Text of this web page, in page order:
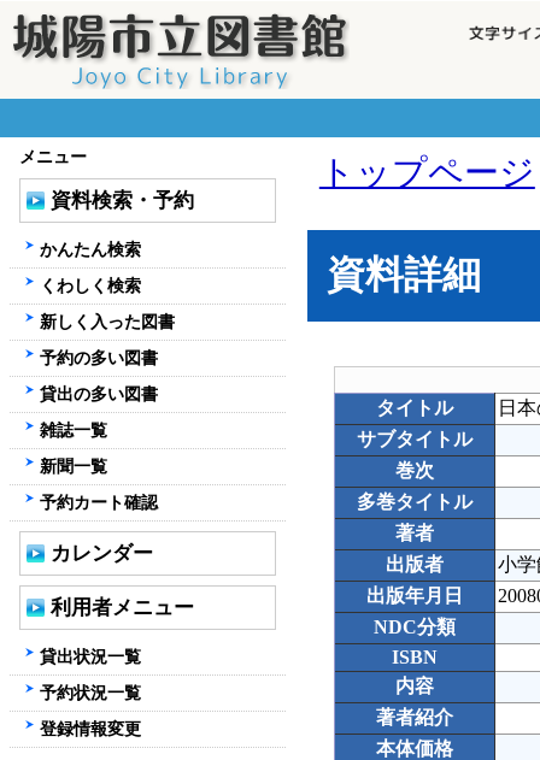
トップページ
資料詳細
タイトル
日
サブタイトル
巻次
多巻タイトル
著者
出版者
小学
出版年月日
NDC分類
ISBN
内容
著者紹介
本体価格
メニュー
資料検索・予約
かんたん検索
くわしく検索
新しく入った図書
予約の多い図書
貸出の多い図書
雑誌一覧
新聞一覧
予約カート確認
カレンダー
利用者メニュー
貸出状況一覧
予約状況一覧
登録情報変更